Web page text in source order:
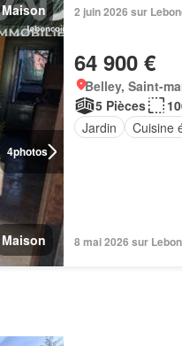
Maison 2 juin 2026 sur
4photos
Maison
64 900 €
Belley, Saint-
5 Pièces
Jardin
Cuisine
8 mai 2026 sur